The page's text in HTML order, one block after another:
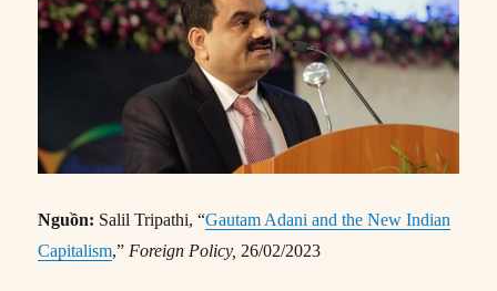
Nguồn: Salil Tripathi, “Gautam Adani and the New Indian
Capitalism,” Foreign Policy, 26/02/2023